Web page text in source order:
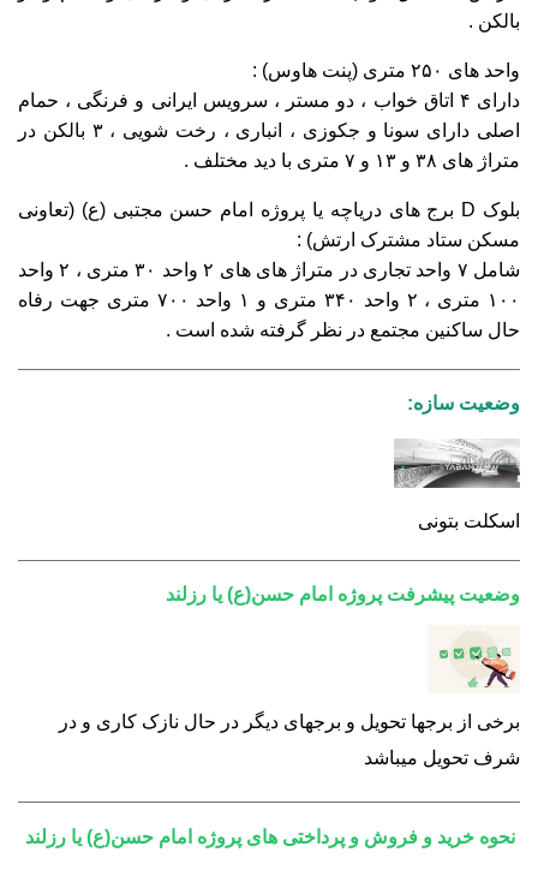
بالکن .
واحد های ۲۵۰ متری (پنت هاوس) :
دارای ۴ اتاق خواب ، دو مستر ، سرویس ایرانی و فرنگی ، حمام
اصلی دارای سونا و جکوزی ، انباری ، رخت شویی ، ۳ بالکن در
متراژ های ۳۸ و ۱۳ و ۷ متری با دید مختلف .
بلوک D برج های دریاچه یا پروژه امام حسن مجتبی (ع) (تعاونی
مسکن ستاد مشترک ارتش) :
شامل ۷ واحد تجاری در متراژ های های ۲ واحد ۳۰ متری ، ۲ واحد
۱۰۰ متری ، ۲ واحد ۳۴۰ متری و ۱ واحد ۷۰۰ متری جهت رفاه
حال ساکنین مجتمع در نظر گرفته شده است .
وضعیت سازه:
اسکلت بتونی
وضعیت پیشرفت پروژه امام حسن(ع) یا رزلند
برخی از برجها تحویل و برجهای دیگر در حال نازک کاری و در
شرف تحویل میباشد
نحوه خرید و فروش و پرداختی های پروژه امام حسن(ع) یا رزلند